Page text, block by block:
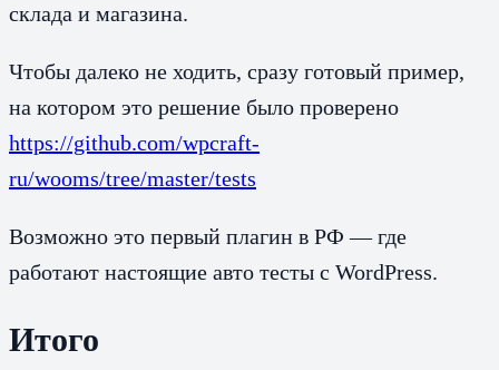
склада и магазина.
Чтобы далеко не ходить, сразу готовый пример,
на котором это решение было проверено
https://github.com/wpcraft-
ru/wooms/tree/master/tests
Возможно это первый плагин в РФ — где
работают настоящие авто тесты с WordPress.
Итого